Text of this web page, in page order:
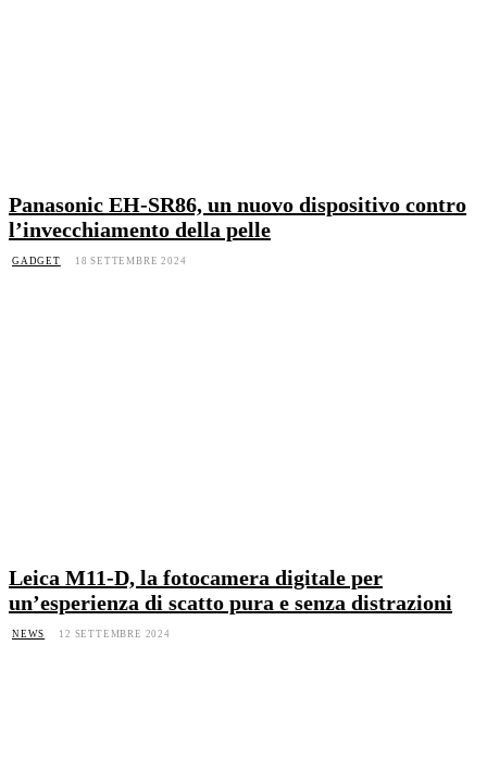
Panasonic EH-SR86, un nuovo dispositivo contro
l’invecchiamento della pelle
GADGET 18 SETTEMBRE 2024
Leica M11-D, la fotocamera digitale per
un’esperienza di scatto pura e senza distrazioni
NEWS 12 SETTEMBRE 2024